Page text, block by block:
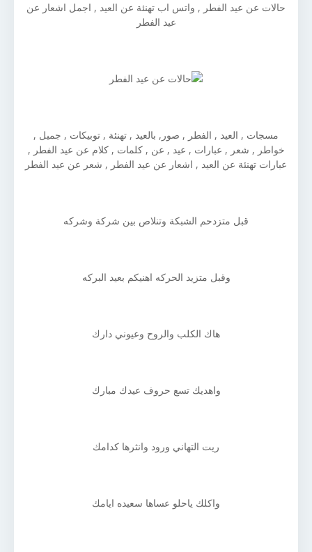
حالات عن عيد الفطر , واتس اب تهنئة عن العيد , اجمل اشعار عن
عيد الفطر
مسجات , العيد , الفطر , صور, بالعيد , تهنئة , توبيكات , جميل ,
خواطر , شعر , عبارات , عيد , عن , كلمات , كلام عن عيد الفطر ,
عبارات تهنئة عن العيد , اشعار عن عيد الفطر , شعر عن عيد الفطر
قبل متزدحم الشبكة وتنلاص بين شركة وشركه
وقبل متزيد الحركه اهنيكم بعيد البركه
هاك الكلب والروح وعيوني دارك
واهديك تسع حروف عيدك مبارك
ريت التهاني ورود وانثرها كدامك
واكلك ياحلو عساها سعيده ايامك